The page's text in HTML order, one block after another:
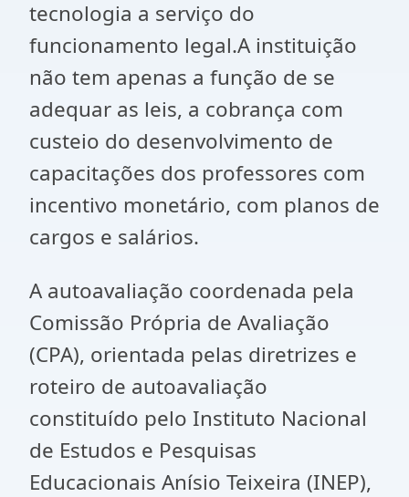
tecnologia a serviço do
funcionamento legal.A instituição
não tem apenas a função de se
adequar as leis, a cobrança com
custeio do desenvolvimento de
capacitações dos professores com
incentivo monetário, com planos de
cargos e salários.
A autoavaliação coordenada pela
Comissão Própria de Avaliação
(CPA), orientada pelas diretrizes e
roteiro de autoavaliação
constituído pelo Instituto Nacional
de Estudos e Pesquisas
Educacionais Anísio Teixeira (INEP),